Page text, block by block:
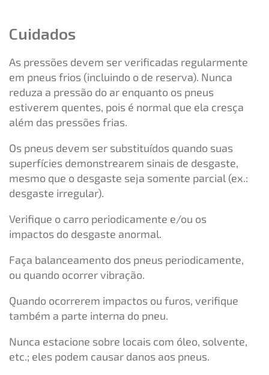
Cuidados
As pressões devem ser verificadas regularmente
em pneus frios (incluindo o de reserva). Nunca
reduza a pressão do ar enquanto os pneus
estiverem quentes, pois é normal que ela cresça
além das pressões frias.
Os pneus devem ser substituídos quando suas
superfícies demonstrearem sinais de desgaste,
mesmo que o desgaste seja somente parcial (ex.:
desgaste irregular).
Verifique o carro periodicamente e/ou os
impactos do desgaste anormal.
Faça balanceamento dos pneus periodicamente,
ou quando ocorrer vibração.
Quando ocorrerem impactos ou furos, verifique
também a parte interna do pneu.
Nunca estacione sobre locais com óleo, solvente,
etc.; eles podem causar danos aos pneus.